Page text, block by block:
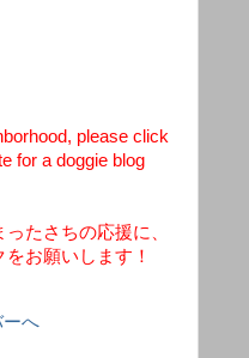
please click
for a doggie blog
たさちの応援に、
お願いします！